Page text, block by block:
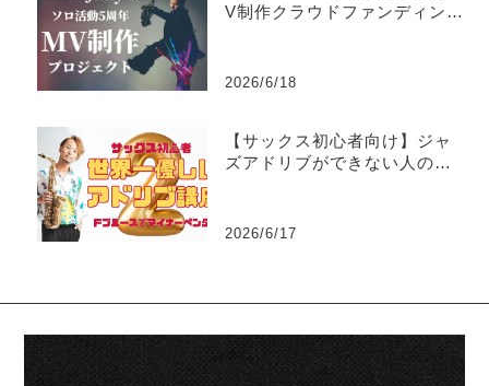
V制作クラウドファンディング
2026/6/18
【サックス初心者向け】ジャ
ズアドリブができない人のた
2026/6/17